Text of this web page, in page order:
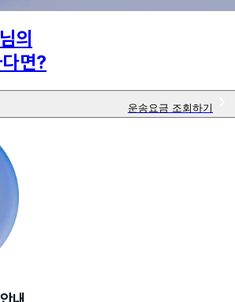
님의
면?
운송요금 조회하기